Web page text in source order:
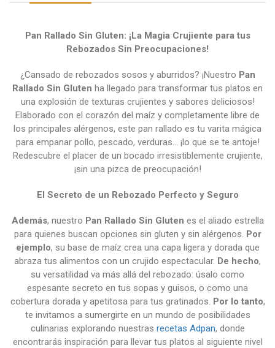
Pan Rallado Sin Gluten: ¡La Magia Crujiente para tus
Rebozados Sin Preocupaciones!
¿Cansado de rebozados sosos y aburridos? ¡Nuestro Pan
Rallado Sin Gluten ha llegado para transformar tus platos en
una explosión de texturas crujientes y sabores deliciosos!
Elaborado con el corazón del maíz y completamente libre de
los principales alérgenos, este pan rallado es tu varita mágica
para empanar pollo, pescado, verduras… ¡lo que se te antoje!
Redescubre el placer de un bocado irresistiblemente crujiente,
¡sin una pizca de preocupación!
El Secreto de un Rebozado Perfecto y Seguro
Además, nuestro Pan Rallado Sin Gluten es el aliado estrella
para quienes buscan opciones sin gluten y sin alérgenos. Por
ejemplo, su base de maíz crea una capa ligera y dorada que
abraza tus alimentos con un crujido espectacular. De hecho,
su versatilidad va más allá del rebozado: úsalo como
espesante secreto en tus sopas y guisos, o como una
cobertura dorada y apetitosa para tus gratinados. Por lo tanto,
te invitamos a sumergirte en un mundo de posibilidades
culinarias explorando nuestras recetas Adpan, donde
encontrarás inspiración para llevar tus platos al siguiente nivel